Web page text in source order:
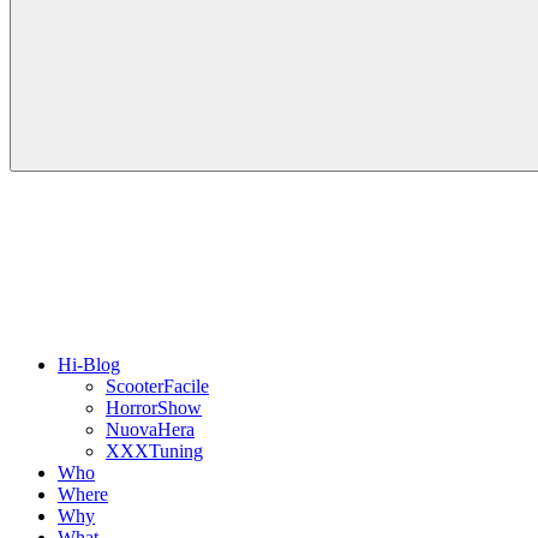
Hi-Blog
ScooterFacile
HorrorShow
NuovaHera
XXXTuning
Who
Where
Why